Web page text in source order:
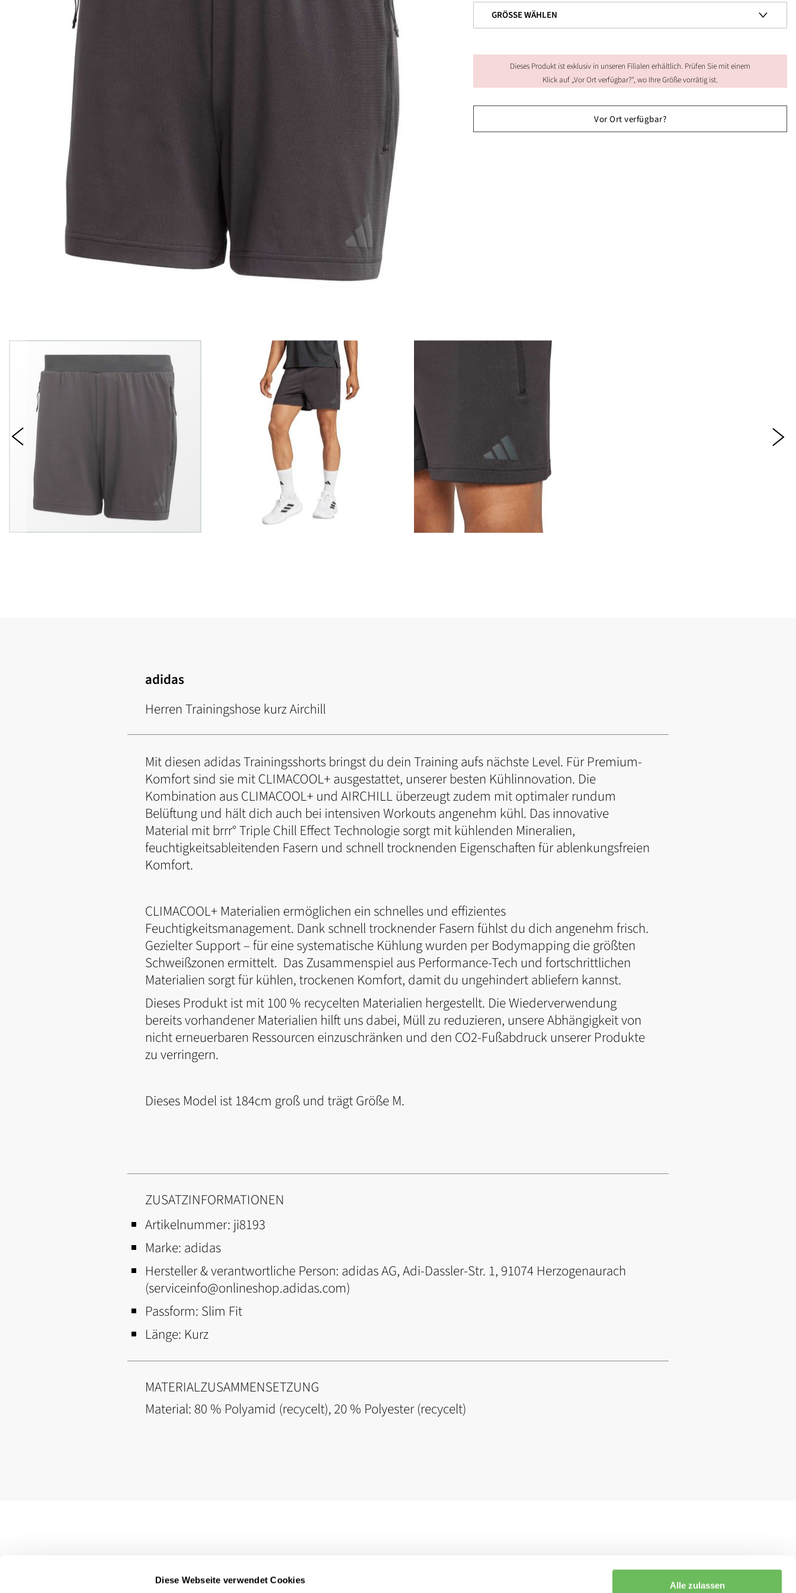
Diese Webseite verwendet Cookies
Alle zulassen
Dieses Produkt ist exklusiv in unseren Filialen erhältlich. Prüfen Sie mit einem
Klick auf „Vor Ort verfügbar?", wo Ihre Größe vorrätig ist.
Vor Ort verfügbar?
adidas
Herren Trainingshose kurz Airchill
Mit diesen adidas Trainingsshorts bringst du dein Training aufs nächste Level. Für Premium-
Komfort sind sie mit CLIMACOOL+ ausgestattet, unserer besten Kühlinnovation. Die
Kombination aus CLIMACOOL+ und AIRCHILL überzeugt zudem mit optimaler rundum
Belüftung und hält dich auch bei intensiven Workouts angenehm kühl. Das innovative
Material mit brrr° Triple Chill Effect Technologie sorgt mit kühlenden Mineralien,
feuchtigkeitsableitenden Fasern und schnell trocknenden Eigenschaften für ablenkungsfreien
Komfort.
CLIMACOOL+ Materialien ermöglichen ein schnelles und effizientes
Feuchtigkeitsmanagement. Dank schnell trocknender Fasern fühlst du dich angenehm frisch.
Gezielter Support – für eine systematische Kühlung wurden per Bodymapping die größten
Schweißzonen ermittelt. Das Zusammenspiel aus Performance-Tech und fortschrittlichen
Materialien sorgt für kühlen, trockenen Komfort, damit du ungehindert abliefern kannst.
Dieses Produkt ist mit 100 % recycelten Materialien hergestellt. Die Wiederverwendung
bereits vorhandener Materialien hilft uns dabei, Müll zu reduzieren, unsere Abhängigkeit von
nicht erneuerbaren Ressourcen einzuschränken und den CO2-Fußabdruck unserer Produkte
zu verringern.
Dieses Model ist 184cm groß und trägt Größe M.
ZUSATZINFORMATIONEN
Artikelnummer: ji8193
Marke: adidas
Hersteller & verantwortliche Person: adidas AG, Adi-Dassler-Str. 1, 91074 Herzogenaurach
(serviceinfo@onlineshop.adidas.com)
Passform: Slim Fit
Länge: Kurz
MATERIALZUSAMMENSETZUNG
Material: 80 % Polyamid (recycelt), 20 % Polyester (recycelt)